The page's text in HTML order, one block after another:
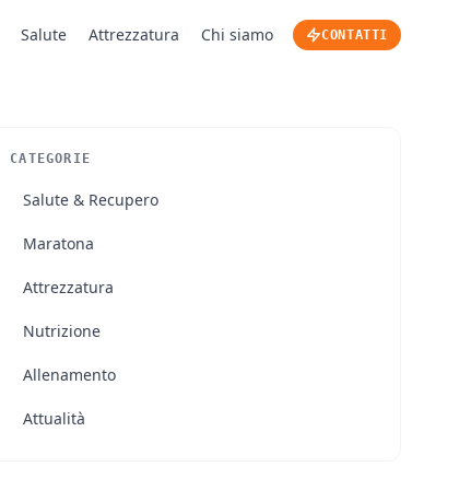
Salute Attrezzatura Chi siamo CONTATTI
CATEGORIE
Salute & Recupero
Maratona
Attrezzatura
Nutrizione
Allenamento
Attualità